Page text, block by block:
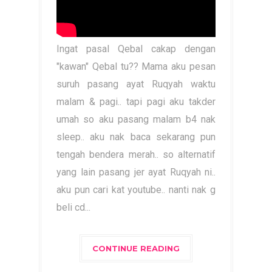
Ingat pasal Qebal cakap dengan
"kawan" Qebal tu?? Mama aku pesan
suruh pasang ayat Ruqyah waktu
malam & pagi.. tapi pagi aku takder
umah so aku pasang malam b4 nak
sleep.. aku nak baca sekarang pun
tengah bendera merah.. so alternatif
yang lain pasang jer ayat Ruqyah ni..
aku pun cari kat youtube.. nanti nak g
beli cd...
CONTINUE READING